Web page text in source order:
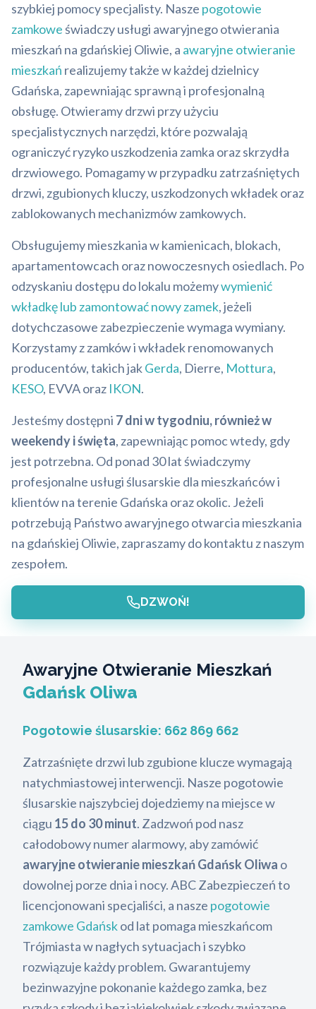
szybkiej pomocy specjalisty. Nasze pogotowie
zamkoweświadczy usługi awaryjnego otwierania
mieszkań na gdańskiej Oliwie, a awaryjne otwieranie
mieszkań realizujemy także w każdej dzielnicy
Gdańska, zapewniając sprawną i profesjonalną
obsługę. Otwieramy drzwi przy użyciu
specjalistycznych narzędzi, które pozwalają
ograniczyć ryzyko uszkodzenia zamka oraz skrzydła
drzwiowego. Pomagamy w przypadku zatrzaśniętych
drzwi, zgubionych kluczy, uszkodzonych wkładek oraz
zablokowanych mechanizmów zamkowych.
Obsługujemy mieszkania w kamienicach, blokach,
apartamentowcach oraz nowoczesnych osiedlach. Po
odzyskaniu dostępu do lokalu możemywymienić
wkładkę lub zamontować nowy zamek, jeżeli
dotychczasowe zabezpieczenie wymaga wymiany.
Korzystamy z zamków i wkładek renomowanych
producentów, takich jakGerda, Dierre, Mottura,
KESO, EVVA oraz IKON.
Jesteśmy dostępni 7 dni w tygodniu, również w
weekendy i święta, zapewniając pomoc wtedy, gdy
jest potrzebna. Od ponad 30 lat świadczymy
profesjonalne usługi ślusarskie dla mieszkańców i
klientów na terenie Gdańska oraz okolic. Jeżeli
potrzebują Państwo awaryjnego otwarcia mieszkania
na gdańskiej Oliwie, zapraszamy do kontaktu z naszym
zespołem.
DZWOŃ!
Awaryjne Otwieranie Mieszkań
Gdańsk Oliwa
Pogotowie ślusarskie: 662 869 662
Zatrzaśnięte drzwi lub zgubione klucze wymagają
natychmiastowej interwencji. Nasze pogotowie
ślusarskie najszybciej dojedziemy na miejsce w
ciągu 15 do 30 minut. Zadzwoń pod nasz
całodobowy numer alarmowy, aby zamówić
awaryjne otwieranie mieszkań Gdańsk Oliwa o
dowolnej porze dnia i nocy. ABC Zabezpieczeń to
licencjonowani specjaliści, a nasze pogotowie
zamkowe Gdańskod lat pomaga mieszkańcom
Trójmiasta w nagłych sytuacjach i szybko
rozwiązuje każdy problem. Gwarantujemy
bezinwazyjne pokonanie każdego zamka, bez